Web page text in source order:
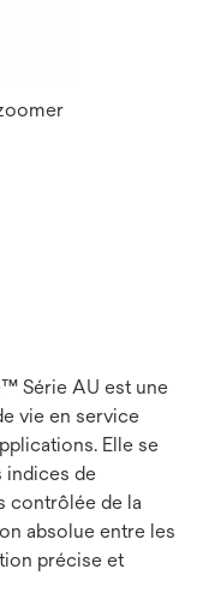
Série AU est une
vie en service
Elle se
indices de
contrôlée de la
absolue entre les
précise et